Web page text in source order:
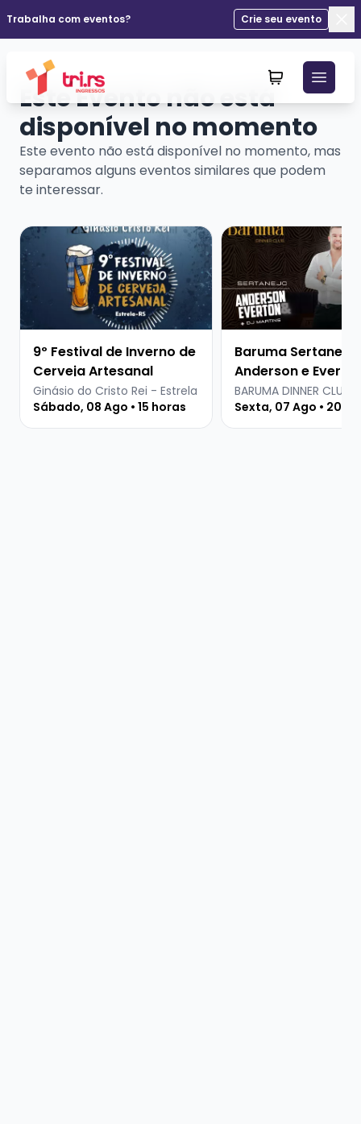
Trabalha com eventos?
Crie seu evento
Este Evento não está
disponível no momento
Este evento não está disponível no momento, mas
separamos alguns eventos similares que podem
te interessar.
Veja mais sobre 9º Festival de Inverno de Cerveja
9º Festival de Inverno de
Cerveja Artesanal
Ginásio do Cristo Rei - Estrela
Sábado, 08 Ago • 15 horas
Veja mais sobre
Baruma Sertanejo
Anderson e
Martins
BARUMA DINNER CLUB
Sexta, 07 Ago • 20